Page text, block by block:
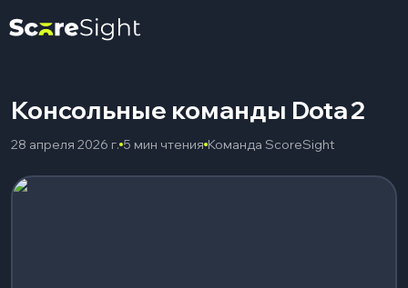
Консольные команды Dota 2
28 апреля 2026 г. 5 мин чтения Команда ScoreSight